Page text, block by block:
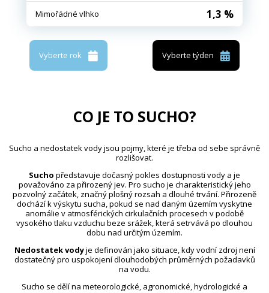
Mimořádné vlhko 1,3 %
Vyberte rok Vyberte týden
CO JE TO SUCHO?
Sucho a nedostatek vody jsou pojmy, které je třeba od sebe správně
rozlišovat.
Sucho představuje dočasný pokles dostupnosti vody a je
považováno za přirozený jev. Pro sucho je charakteristický jeho
pozvolný začátek, značný plošný rozsah a dlouhé trvání. Přirozeně
dochází k výskytu sucha, pokud se nad daným územím vyskytne
anomálie v atmosférických cirkulačních procesech v podobě
vysokého tlaku vzduchu beze srážek, která setrvává po dlouhou
dobu nad určitým územím.
Nedostatek vodyje definován jako situace, kdy vodní zdroj není
dostatečný pro uspokojení dlouhodobých průměrných požadavků
na vodu.
Sucho se dělí na meteorologické, agronomické, hydrologické a